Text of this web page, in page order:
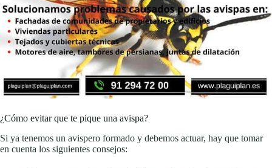
¿Cómo evitar que te pique una avispa?
Si ya tenemos un avispero formado y debemos actuar, hay que tomar
en cuenta los siguientes consejos: